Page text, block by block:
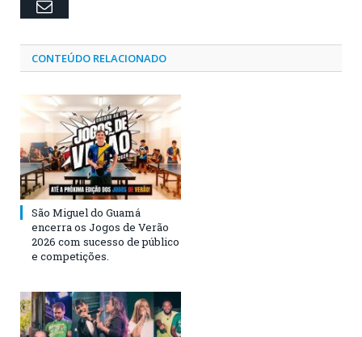
Email
CONTEÚDO RELACIONADO
São Miguel do Guamá
encerra os Jogos de Verão
2026 com sucesso de público
e competições.